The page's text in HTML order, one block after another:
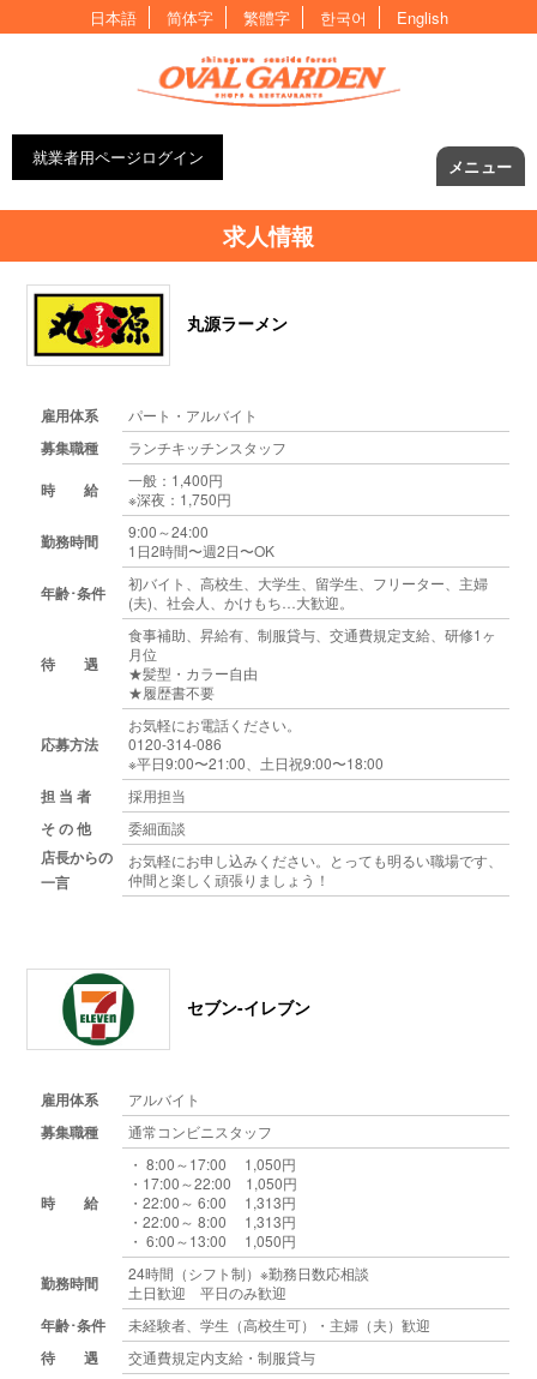
日本語 简体字 繁體字 한국어 English
就業者用ページログイン メニュー
求人情報
丸源ラーメン
雇用体系 パート・アルバイト
募集職種 ランチキッチンスタッフ
時 給
一般：1,400円
※深夜：1,750円
勤務時間
9:00～24:00
1日2時間〜週2日〜OK
年齢･条件
初バイト、高校生、大学生、留学生、フリーター、主婦
(夫)、社会人、かけもち…大歓迎。
待 遇
食事補助、昇給有、制服貸与、交通費規定支給、研修1ヶ
月位
★髪型・カラー自由
★履歴書不要
応募方法
お気軽にお電話ください。
0120-314-086
※平日9:00〜21:00、土日祝9:00〜18:00
担 当 者 採用担当
そ の 他 委細面談
店長からの
一言
お気軽にお申し込みください。とっても明るい職場です、
仲間と楽しく頑張りましょう！
セブン-イレブン
雇用体系 アルバイト
募集職種 通常コンビニスタッフ
時 給
・ 8:00～17:00 1,050円
・17:00～22:00 1,050円
・22:00～ 6:00 1,313円
・22:00～ 8:00 1,313円
・ 6:00～13:00 1,050円
勤務時間
24時間（シフト制）※勤務日数応相談
土日歓迎 平日のみ歓迎
年齢･条件 未経験者、学生（高校生可）・主婦（夫）歓迎
待 遇 交通費規定内支給・制服貸与